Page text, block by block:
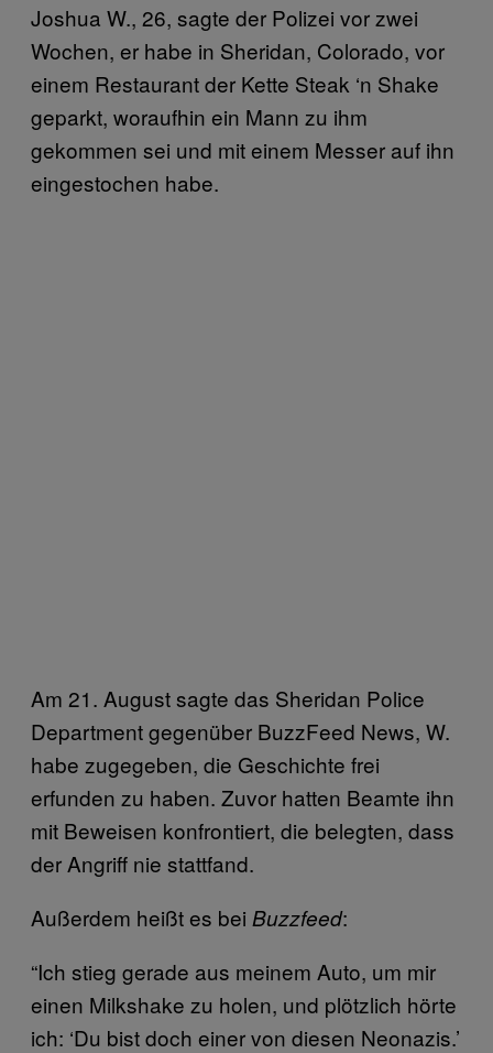
Joshua W., 26, sagte der Polizei vor zwei
Wochen, er habe in Sheridan, Colorado, vor
einem Restaurant der Kette Steak ‘n Shake
geparkt, woraufhin ein Mann zu ihm
gekommen sei und mit einem Messer auf ihn
eingestochen habe.
Am 21. August sagte das Sheridan Police
Department gegenüber BuzzFeed News, W.
habe zugegeben, die Geschichte frei
erfunden zu haben. Zuvor hatten Beamte ihn
mit Beweisen konfrontiert, die belegten, dass
der Angriff nie stattfand.
Außerdem heißt es bei Buzzfeed:
“Ich stieg gerade aus meinem Auto, um mir
einen Milkshake zu holen, und plötzlich hörte
ich: ‘Du bist doch einer von diesen Neonazis.’